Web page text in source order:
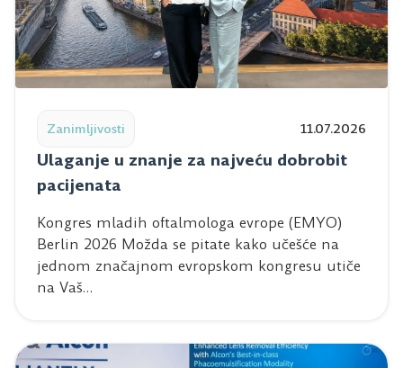
Zanimljivosti 11.07.2026
Ulaganje u znanje za najveću dobrobit
pacijenata
Kongres mladih oftalmologa evrope (EMYO)
Berlin 2026 Možda se pitate kako učešće na
jednom značajnom evropskom kongresu utiče
na Vaš…